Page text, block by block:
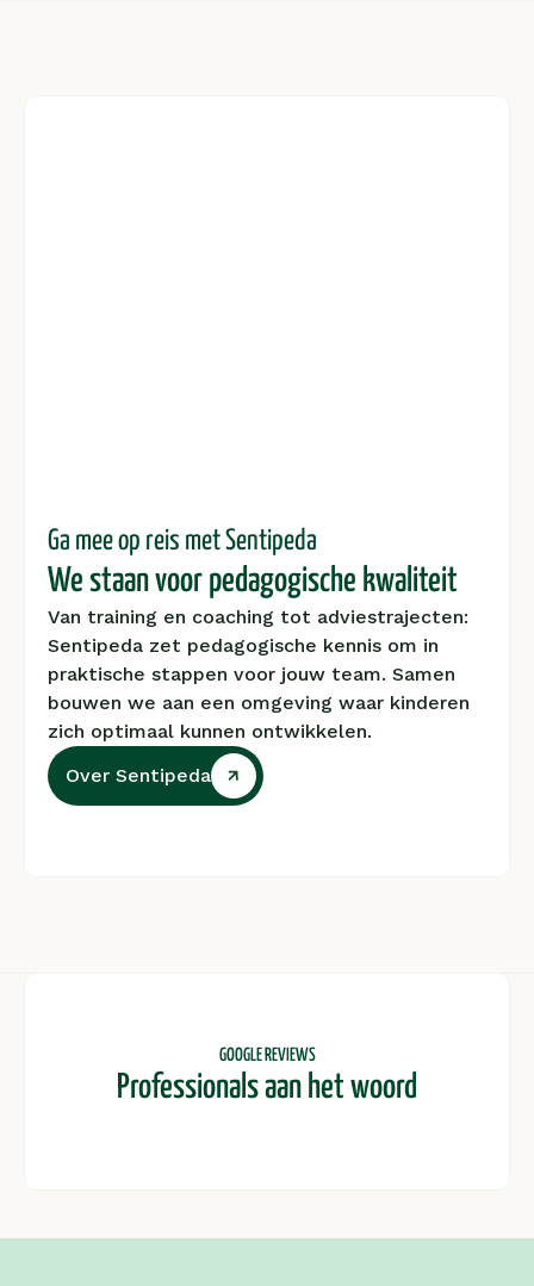
Ga mee op reis met Sentipeda
We staan voor pedagogische kwaliteit
Van training en coaching tot adviestrajecten:
Sentipeda zet pedagogische kennis om in
praktische stappen voor jouw team. Samen
bouwen we aan een omgeving waar kinderen
zich optimaal kunnen ontwikkelen.
Over Sentipeda
Over Sentipeda
GOOGLE REVIEWS
Professionals aan het woord